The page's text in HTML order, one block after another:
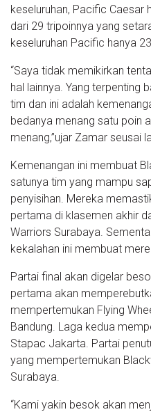
keseluruhan, Pacific Caesar
dari 29 tripoinnya yang
keseluruhan Pacific hanya
“Saya tidak memikirkan
hal lainnya. Yang terpenting
tim dan ini adalah
bedanya menang satu poin
menang,”ujar Zamar seusai
Kemenangan ini membuat
satunya tim yang mampu
penyisihan. Mereka
pertama di klasemen akhir
Warriors Surabaya.
kekalahan ini membuat
Partai final akan digelar
pertama akan
mempertemukan Flying
Bandung. Laga kedua
Stapac Jakarta. Partai
yang mempertemukan
Surabaya.
“Kami yakin besok akan